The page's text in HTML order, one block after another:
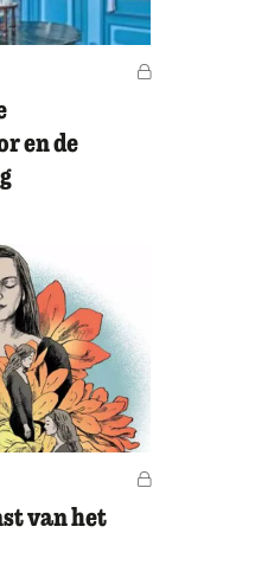
Voor leden
en de
Voor leden
van het